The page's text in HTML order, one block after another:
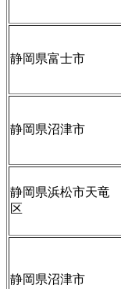
静岡県富士市
静岡県沼津市
静岡県浜松市天竜
区
静岡県沼津市